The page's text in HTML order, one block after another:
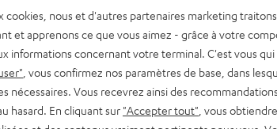
T8 – pour un son
en comparaison à des
cookies, nous et d'autres partenaires marketing
et apprenons ce que vous aimez - grâce à votre
informations concernant votre terminal. C'est vous
, vous confirmez nos paramètres de base, dans
nécessaires. Vous recevrez ainsi des
hasard. En cliquant sur "Accepter tout" , vous